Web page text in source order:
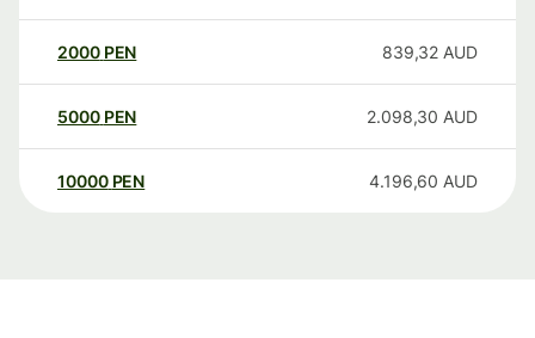
2000 PEN 839,32 AUD
5000 PEN 2.098,30 AUD
10000 PEN 4.196,60 AUD